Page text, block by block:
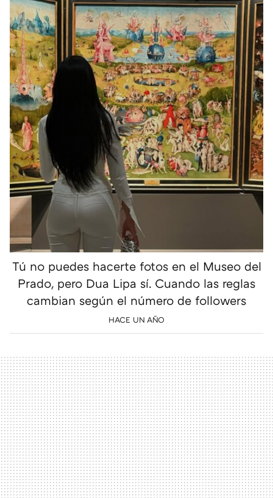
Tú no puedes hacerte fotos en el Museo del
Prado, pero Dua Lipa sí. Cuando las reglas
cambian según el número de followers
HACE UN AÑO